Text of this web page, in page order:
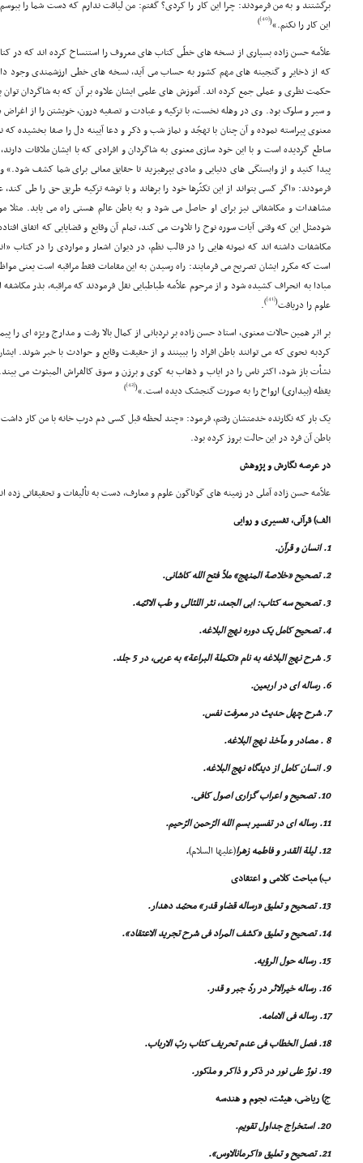
برگشتند و به من فرمودند: چرا این کار را کردى؟ گفتم: من لیاقت ندارم که دست شما را
این کار را نکنم.»(
[40]
)
علاّمه حسن زاده بسیارى از نسخه هاى خطّى کتاب هاى معروف را استنساخ کرده اند که در
که از ذخایر و گنجینه هاى مهم کشور به حساب مى آید، نسخه هاى خطى ارزشمندى وجود
حکمت نظرى و عملى جمع کرده اند. آموزش هاى علمى ایشان علاوه بر آن که به شاگردان توان
و سیر و سلوک بود. وى در وهله نخست، با تزکیه و عبادت و تصفیه درون، خویشتن را از اغراض
معنوى پیراسته نموده و آن چنان با تهجّد و نماز شب و ذکر و دعا آیینه دل را صفا بخشیده که
ساطع گردیده است و با این خود سازى معنوى به شاگردان و افرادى که با ایشان ملاقات
پیدا کنید و از وابستگى هاى دنیایى و مادى بپرهیزید تا حقایق معانى براى شما کشف
فرمودند: «اگر کسى بتواند از این تکثّرها خود را برهاند و با توشه تزکیه طریق حق را طى
مشاهدات و مکاشفاتى نیز براى او حاصل مى شود و به باطن عالم هستى راه مى یابد. مثلا
شودمثل این که وقتى آیات سوره نوح را تلاوت مى کند، تمام آن وقایع و قضایایى که اتفاق
مکاشفات داشته اند که نمونه هایى را در قالب نظم، در دیوان اشعار و مواردى را در کتاب
است که مکرر ایشان تصریح مى فرمایند: راه رسیدن به این مقامات فقط مراقبه است یعنى
مبادا به انحراف کشیده شود و از مرحوم علاّمه طباطبایى نقل فرمودند که مراقبه، بذر
علوم را دریافت(
[41]
)
.
بر اثر همین حالات معنوى، استاد حسن زاده بر نردبانى از کمال بالا رفت و مدارج ویژه اى را
کردبه نحوى که مى توانند باطن افراد را ببینند و از حقیقت وقایع و حوادث با خبر شوند.
نشأت باز شود، اکثر ناس را در ایاب و ذهاب به کوى و برزن و سوق کالفراش المبثوث مى
یقظه (بیدارى) ارواح را به صورت گنجشک دیده است.»(
[42]
)
یک بار که نگارنده خدمتشان رفتم، فرمود: «چند لحظه قبل کسى دم درب خانه با من کار
باطن آن فرد در این حالت بروز کرده بود.
در عرصه نگارش و پژوهش
علاّمه حسن زاده آملى در زمینه هاى گوناگون علوم و معارف، دست به تألیفات و تحقیقاتى زده
الف) قرآنى، تفسیرى و روایى
1. انسان و قرآن.
2. تصحیح «خلاصة المنهج» ملاّ فتح الله کاشانى.
3. تصحیح سه کتاب: ابى الجعد، نثر اللئالى و طب الائمّه.
4. تصحیح کامل یک دوره نهج البلاغه.
5. شرح نهج البلاغه به نام «تکملة البراعة» به عربى، در 5 جلد.
6. رساله اى در اربعین.
7. شرح چهل حدیث در معرفت نفس.
8 . مصادر و مآخذ نهج البلاغه.
9. انسان کامل از دیدگاه نهج البلاغه.
10. تصحیح و اعراب گزارى اصول کافى.
11. رساله اى در تفسیر بسم الله الرّحمن الرّحیم.
12. لیلة القدر و فاطمه زهرا
(علیها السلام).
ب) مباحث کلامى و اعتقادى
13. تصحیح و تعلیق «رساله قضاو قدر» محمّد دهدار.
14. تصحیح و تعلیق «کشف المراد فى شرح تجرید الاعتقاد».
15. رساله حول الرؤیه.
16. رساله خیرالاثر در ردّ جبر و قدر.
17. رساله فى الامامه.
18. فصل الخطاب فى عدم تحریف کتاب ربّ الارباب.
19. نورٌ على نور در ذکر و ذاکر و مذکور.
ج) ریاضى، هیئت، نجوم و هندسه
20. استخراج جداول تقویم.
21. تصحیح و تعلیق «اکرمانالاوس».